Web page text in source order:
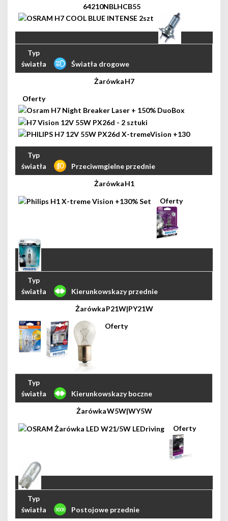
Światła drogowe
H7
Przeciwmgielne przednie
H1
Kierunkowskazy przednie
P21W|PY21W
Kierunkowskazy boczne
W5W|WY5W
Postojowe przednie